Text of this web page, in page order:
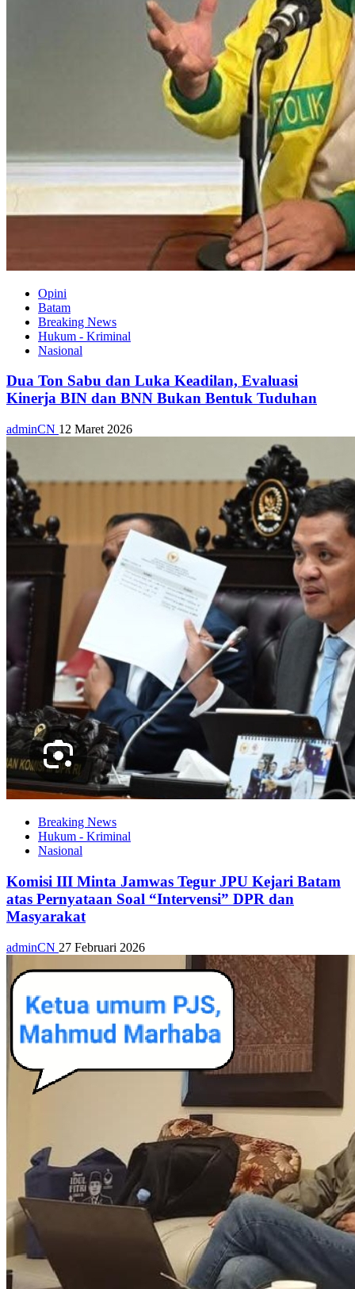
Opini
Batam
Breaking News
Hukum - Kriminal
Nasional
Dua Ton Sabu dan Luka Keadilan, Evaluasi
Kinerja BIN dan BNN Bukan Bentuk Tuduhan
adminCN 12 Maret 2026
Breaking News
Hukum - Kriminal
Nasional
Komisi III Minta Jamwas Tegur JPU Kejari Batam
atas Pernyataan Soal “Intervensi” DPR dan
Masyarakat
adminCN 27 Februari 2026